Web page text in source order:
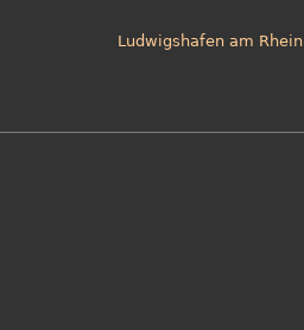
Ludwigshafen am Rhein